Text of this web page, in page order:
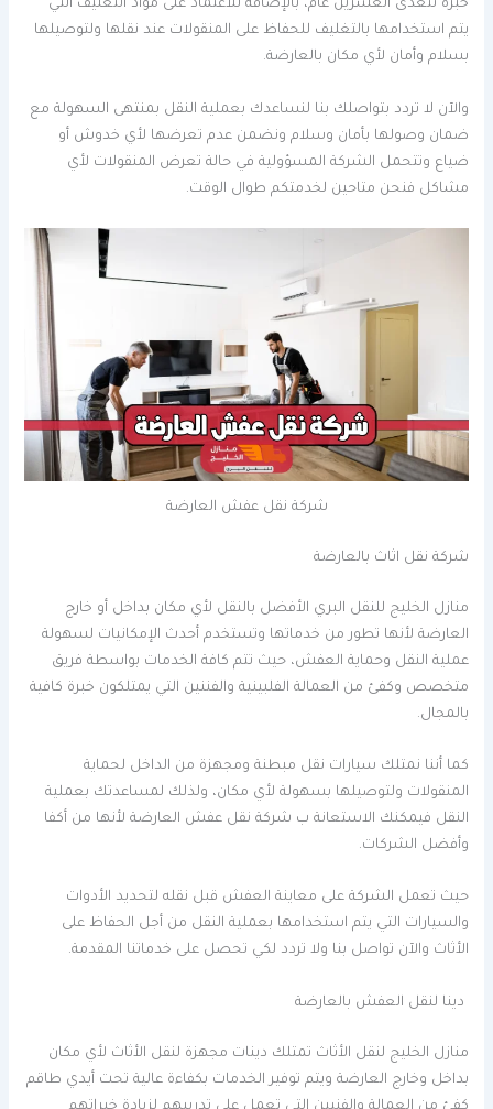
خبرة تتعدى العشرين عام، بالإضافة للاعتماد على مواد التغليف التي
يتم استخدامها بالتغليف للحفاظ على المنقولات عند نقلها ولتوصيلها
بسلام وأمان لأي مكان بالعارضة.
والآن لا تردد بتواصلك بنا لنساعدك بعملية النقل بمنتهى السهولة مع
ضمان وصولها بأمان وسلام ونضمن عدم تعرضها لأي خدوش أو
ضياع وتتحمل الشركة المسؤولية في حالة تعرض المنقولات لأي
مشاكل فنحن متاحين لخدمتكم طوال الوقت.
شركة نقل عفش العارضة
شركة نقل اثاث بالعارضة
منازل الخليج للنقل البري الأفضل بالنقل لأي مكان بداخل أو خارج
العارضة لأنها تطور من خدماتها وتستخدم أحدث الإمكانيات لسهولة
عملية النقل وحماية العفش، حيث تتم كافة الخدمات بواسطة فريق
متخصص وكفئ من العمالة الفلبينية والفننين التي يمتلكون خبرة كافية
بالمجال.
كما أننا نمتلك سيارات نقل مبطنة ومجهزة من الداخل لحماية
المنقولات ولتوصيلها بسهولة لأي مكان، ولذلك لمساعدتك بعملية
النقل فيمكنك الاستعانة ب شركة نقل عفش العارضة لأنها من أكفا
وأفضل الشركات.
حيث تعمل الشركة على معاينة العفش قبل نقله لتحديد الأدوات
والسيارات التي يتم استخدامها بعملية النقل من أجل الحفاظ على
الأثاث والآن تواصل بنا ولا تردد لكي تحصل على خدماتنا المقدمة.
دينا لنقل العفش بالعارضة
منازل الخليج لنقل الأثاث تمتلك دينات مجهزة لنقل الأثاث لأي مكان
بداخل وخارج العارضة ويتم توفير الخدمات بكفاءة عالية تحت أيدي طاقم